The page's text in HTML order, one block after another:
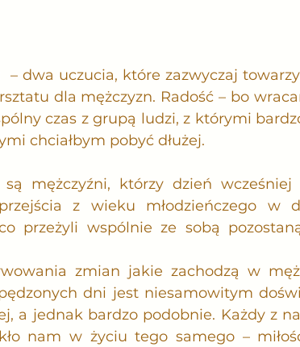
– dwa uczucia, które zazwyczaj
dla mężczyzn. Radość – bo
czas z grupą ludzi, z którymi
chciałbym pobyć dłużej.
mężczyźni, którzy dzień
z wieku młodzieńczego w
przeżyli wspólnie ze sobą
zmian jakie zachodzą w
dni jest niesamowitym
a jednak bardzo podobnie. Każdy z
nam w życiu tego samego –